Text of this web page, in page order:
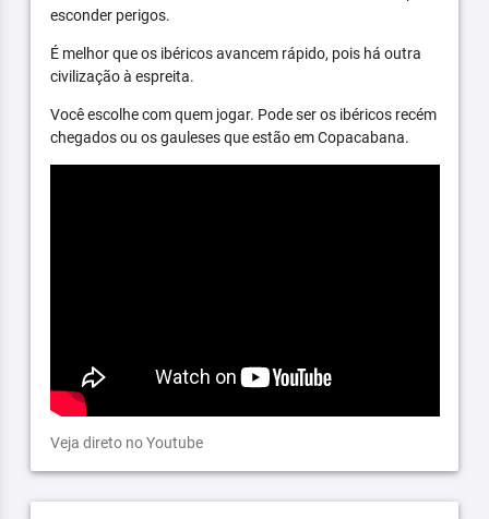
esconder perigos.
É melhor que os ibéricos avancem rápido, pois há outra
civilização à espreita.
Você escolhe com quem jogar. Pode ser os ibéricos recém
chegados ou os gauleses que estão em Copacabana.
Veja direto no Youtube